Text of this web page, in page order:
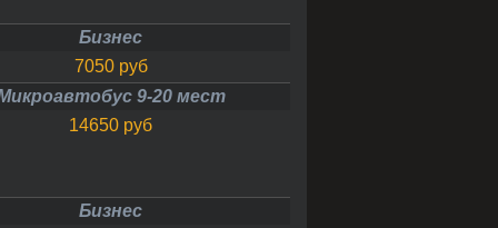
Бизнес
7050 руб
9-20 мест
14650 руб
Бизнес